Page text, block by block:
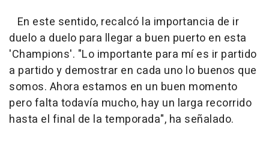
En este sentido, recalcó la importancia de ir
duelo a duelo para llegar a buen puerto en esta
'Champions'. "Lo importante para mí es ir partido
a partido y demostrar en cada uno lo buenos que
somos. Ahora estamos en un buen momento
pero falta todavía mucho, hay un larga recorrido
hasta el final de la temporada", ha señalado.